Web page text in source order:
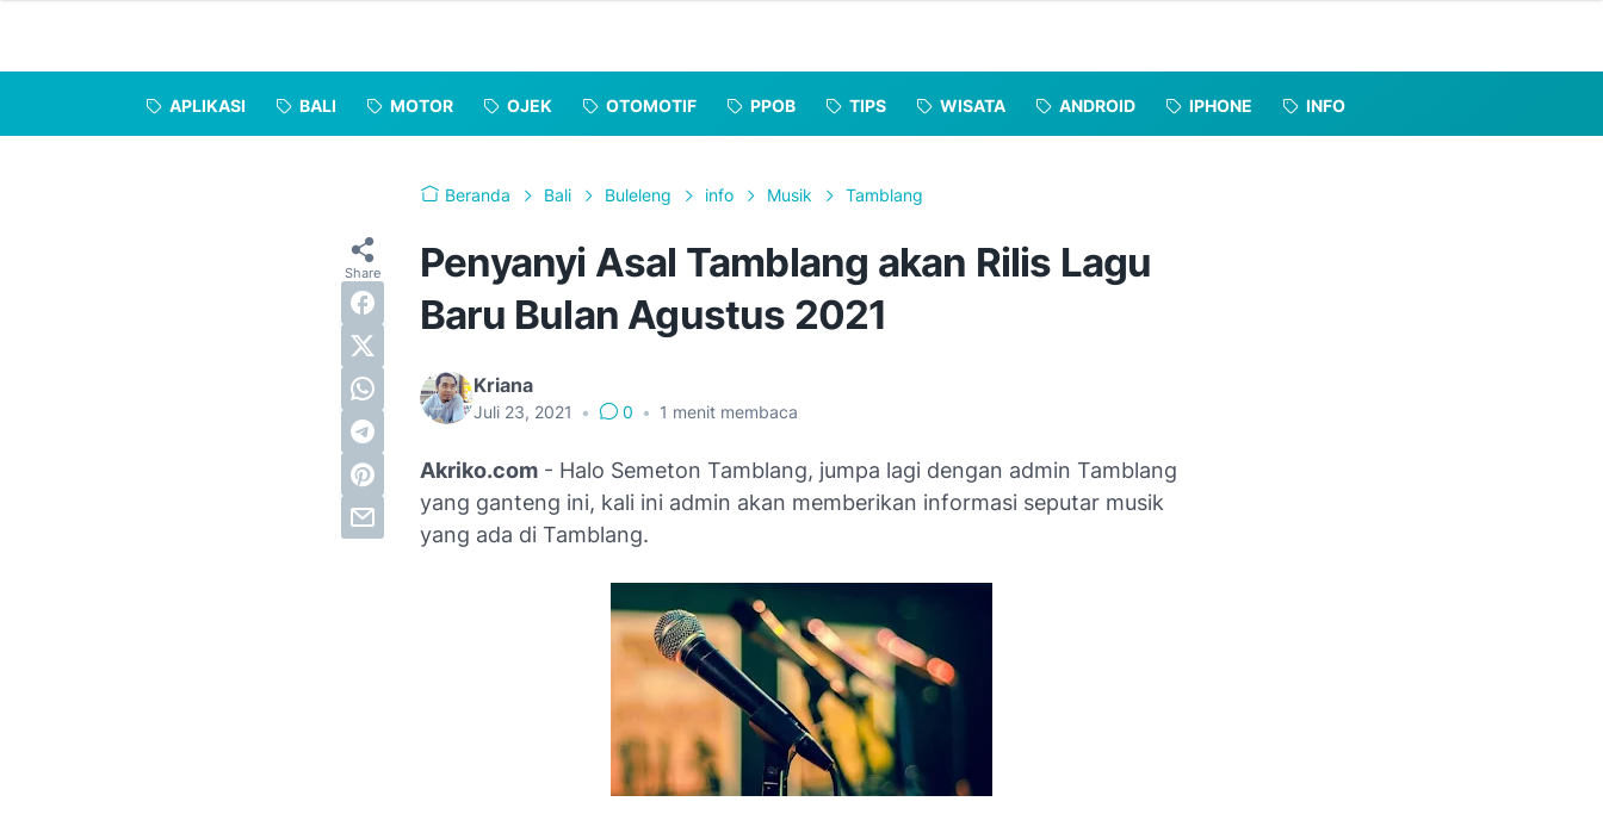
APLIKASI BALI MOTOR OJEK OTOMOTIF PPOB TIPS WISATA ANDROID IPHONE INFO
Beranda Bali Buleleng info Musik Tamblang
Penyanyi Asal Tamblang akan Rilis Lagu
Baru Bulan Agustus 2021
Kriana
Juli 23, 2021 • 0 • 1 menit membaca
Akriko.com - Halo Semeton Tamblang, jumpa lagi dengan admin Tamblang
yang ganteng ini, kali ini admin akan memberikan informasi seputar musik
yang ada di Tamblang.